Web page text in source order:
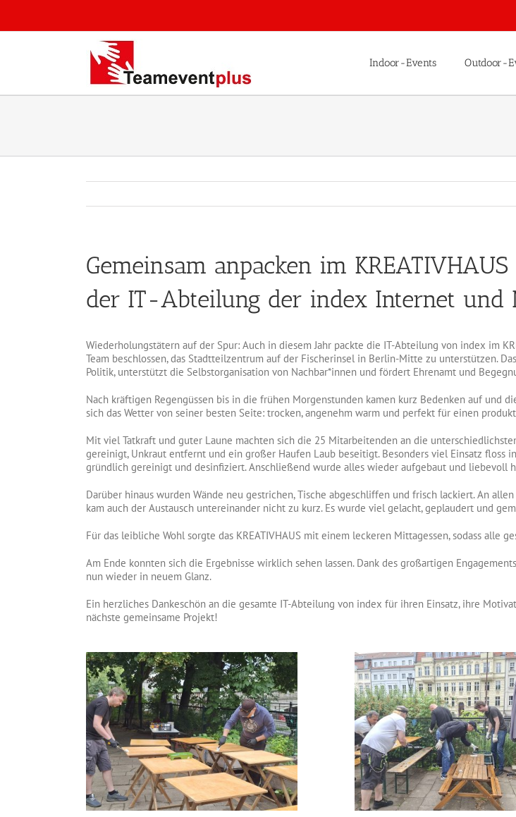
springen
Indoor-Events Outdoor-
Gemeinsam anpacken im
der IT-Abteilung der index Internet und
Wiederholungstätern auf der Spur: Auch in diesem Jahr packte die IT-Abteilung von index im
Team beschlossen, das Stadtteilzentrum auf der Fischerinsel in Berlin-Mitte zu unterstützen.
Politik, unterstützt die Selbstorganisation von Nachbar*innen und fördert Ehrenamt und
Nach kräftigen Regengüssen bis in die frühen Morgenstunden kamen kurz Bedenken auf und
sich das Wetter von seiner besten Seite: trocken, angenehm warm und perfekt für einen
Mit viel Tatkraft und guter Laune machten sich die 25 Mitarbeitenden an die
gereinigt, Unkraut entfernt und ein großer Haufen Laub beseitigt. Besonders viel Einsatz floss
gründlich gereinigt und desinfiziert. Anschließend wurde alles wieder aufgebaut und liebevoll
Darüber hinaus wurden Wände neu gestrichen, Tische abgeschliffen und frisch lackiert. An
kam auch der Austausch untereinander nicht zu kurz. Es wurde viel gelacht, geplaudert und
Für das leibliche Wohl sorgte das KREATIVHAUS mit einem leckeren Mittagessen, sodass alle
Am Ende konnten sich die Ergebnisse wirklich sehen lassen. Dank des großartigen
nun wieder in neuem Glanz.
Ein herzliches Dankeschön an die gesamte IT-Abteilung von index für ihren Einsatz, ihre
nächste gemeinsame Projekt!